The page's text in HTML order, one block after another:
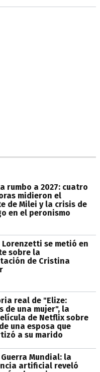
rumbo a 2027: cuatro
midieron el
de Milei y la crisis de
en el peronismo
Lorenzetti se metió en
sobre la
de Cristina
real de "Elize:
de una mujer", la
de Netflix sobre
una esposa que
a su marido
Mundial: la
artificial reveló